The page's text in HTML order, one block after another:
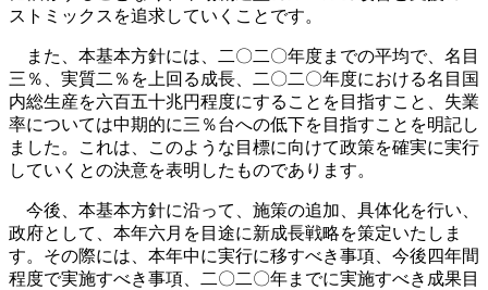
ストミックスを追求していくことです。
また、本基本方針には、二〇二〇年度までの平均で、名目
三％、実質二％を上回る成長、二〇二〇年度における名目国
内総生産を六百五十兆円程度にすることを目指すこと、失業
率については中期的に三％台への低下を目指すことを明記し
ました。これは、このような目標に向けて政策を確実に実行
していくとの決意を表明したものであります。
今後、本基本方針に沿って、施策の追加、具体化を行い、
政府として、本年六月を目途に新成長戦略を策定いたしま
す。その際には、本年中に実行に移すべき事項、今後四年間
程度で実施すべき事項、二〇二〇年までに実施すべき成果目